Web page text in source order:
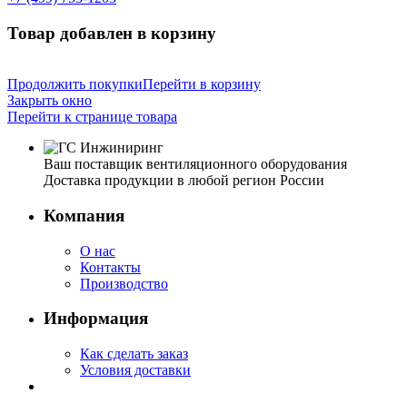
Товар добавлен в корзину
Продолжить покупкиПерейти в корзину
Закрыть окно
Перейти к странице товара
Ваш поставщик вентиляционного оборудования
Доставка продукции в любой регион России
Компания
О нас
Контакты
Производство
Информация
Как сделать заказ
Условия доставки